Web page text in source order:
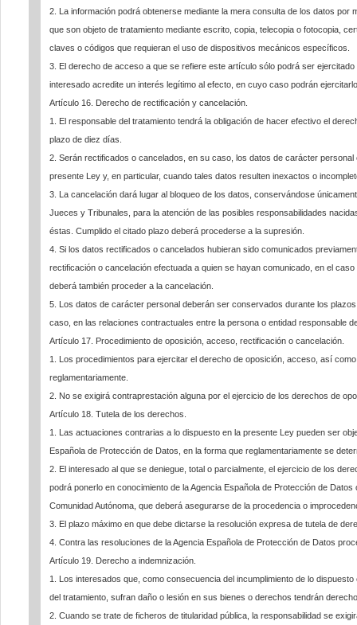
2. La información podrá obtenerse mediante la mera consulta de los datos por
que son objeto de tratamiento mediante escrito, copia, telecopia o fotocopia,
claves o códigos que requieran el uso de dispositivos mecánicos específicos.
3. El derecho de acceso a que se refiere este artículo sólo podrá ser
interesado acredite un interés legítimo al efecto, en cuyo caso podrán
Artículo 16. Derecho de rectificación y cancelación.
1. El responsable del tratamiento tendrá la obligación de hacer efectivo el
plazo de diez días.
2. Serán rectificados o cancelados, en su caso, los datos de carácter
presente Ley y, en particular, cuando tales datos resulten inexactos o
3. La cancelación dará lugar al bloqueo de los datos, conservándose
Jueces y Tribunales, para la atención de las posibles responsabilidades
éstas. Cumplido el citado plazo deberá procederse a la supresión.
4. Si los datos rectificados o cancelados hubieran sido comunicados
rectificación o cancelación efectuada a quien se hayan comunicado, en el
deberá también proceder a la cancelación.
5. Los datos de carácter personal deberán ser conservados durante los
caso, en las relaciones contractuales entre la persona o entidad responsable
Artículo 17. Procedimiento de oposición, acceso, rectificación o cancelación.
1. Los procedimientos para ejercitar el derecho de oposición, acceso, así
reglamentariamente.
2. No se exigirá contraprestación alguna por el ejercicio de los derechos de
Artículo 18. Tutela de los derechos.
1. Las actuaciones contrarias a lo dispuesto en la presente Ley pueden ser
Española de Protección de Datos, en la forma que reglamentariamente se
2. El interesado al que se deniegue, total o parcialmente, el ejercicio de los
podrá ponerlo en conocimiento de la Agencia Española de Protección de
Comunidad Autónoma, que deberá asegurarse de la procedencia o
3. El plazo máximo en que debe dictarse la resolución expresa de tutela de
4. Contra las resoluciones de la Agencia Española de Protección de Datos
Artículo 19. Derecho a indemnización.
1. Los interesados que, como consecuencia del incumplimiento de lo
del tratamiento, sufran daño o lesión en sus bienes o derechos tendrán
2. Cuando se trate de ficheros de titularidad pública, la responsabilidad se